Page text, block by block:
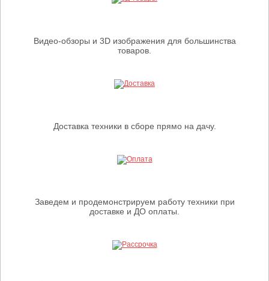
Видео-обзоры и 3D изображения для большинства
товаров.
Доставка техники в сборе прямо на дачу.
Заведем и продемонстрируем работу техники при
доставке и ДО оплаты.